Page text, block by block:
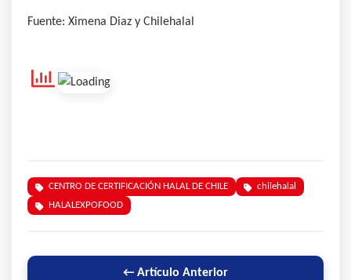
Fuente: Ximena Diaz y Chilehalal
CENTRO DE CERTIFICACIÓN HALAL DE CHILE
chilehalal
HALALEXPOFOOD
← Artículo Anterior